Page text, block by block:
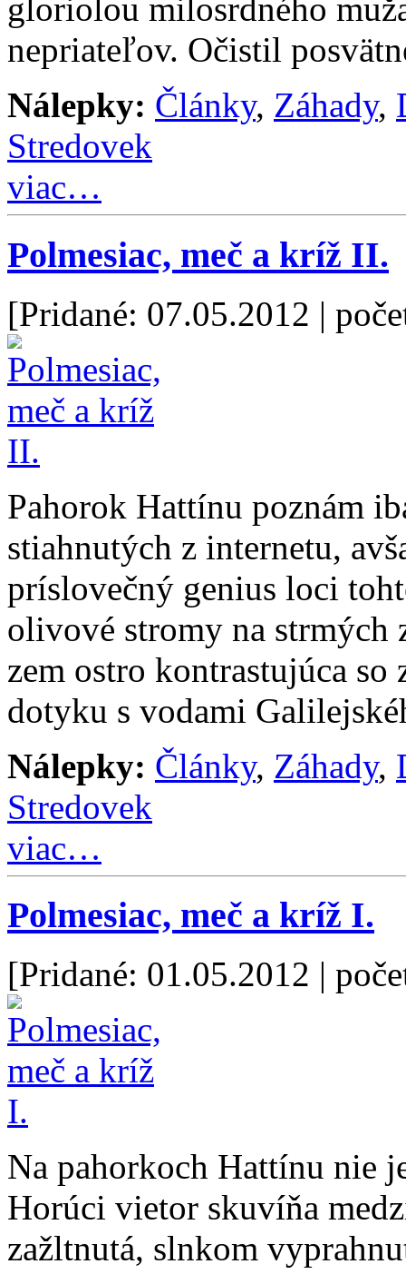
gloriolou milosrdného
nepriateľov. Očistil
Nálepky: Články, Záhady,
Stredovek
viac…
Polmesiac, meč a kríž II.
[Pridané: 07.05.2012 |
Pahorok Hattínu poznám
stiahnutých z internetu,
príslovečný genius loci
olivové stromy na strmých
zem ostro kontrastujúca
dotyku s vodami
Nálepky: Články, Záhady,
Stredovek
viac…
Polmesiac, meč a kríž I.
[Pridané: 01.05.2012 |
Na pahorkoch Hattínu nie
Horúci vietor skuvíňa
zažltnutá, slnkom